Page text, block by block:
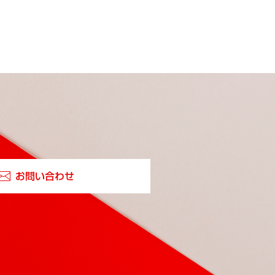
お問い合わせ